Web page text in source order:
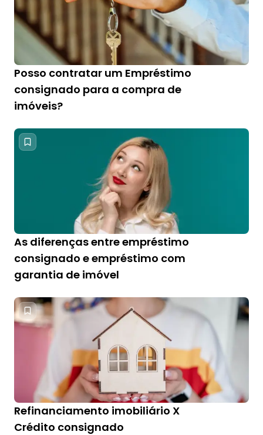
Posso contratar um Empréstimo
consignado para a compra de
imóveis?
As diferenças entre empréstimo
consignado e empréstimo com
garantia de imóvel
Refinanciamento imobiliário X
Crédito consignado